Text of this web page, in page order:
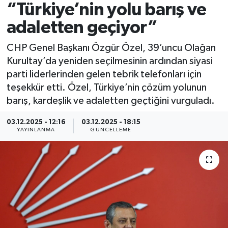
“Türkiye’nin yolu barış ve
adaletten geçiyor”
CHP Genel Başkanı Özgür Özel, 39’uncu Olağan
Kurultay’da yeniden seçilmesinin ardından siyasi
parti liderlerinden gelen tebrik telefonları için
teşekkür etti. Özel, Türkiye’nin çözüm yolunun
barış, kardeşlik ve adaletten geçtiğini vurguladı.
03.12.2025 - 12:16
YAYINLANMA
03.12.2025 - 18:15
GÜNCELLEME
Spor
Yaşam